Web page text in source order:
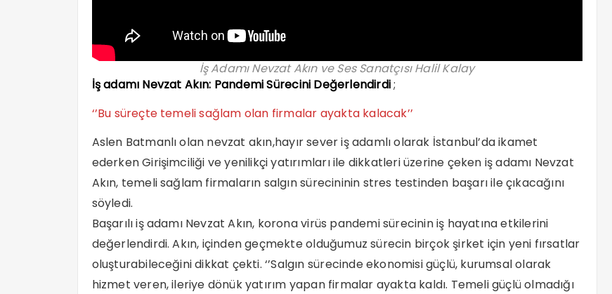
İş Adamı Nevzat Akın ve Ses Sanatçısı Halil Kalay
İş adamı Nevzat Akın: Pandemi Sürecini Değerlendirdi;
‘’Bu süreçte temeli sağlam olan firmalar ayakta kalacak’’
Aslen Batmanlı olan nevzat akın,hayır sever iş adamlı olarak İstanbul’da ikamet
ederken Girişimciliği ve yenilikçi yatırımları ile dikkatleri üzerine çeken iş adamı Nevzat
Akın, temeli sağlam firmaların salgın sürecininin stres testinden başarı ile çıkacağını
söyledi.
Başarılı iş adamı Nevzat Akın, korona virüs pandemi sürecinin iş hayatına etkilerini
değerlendirdi. Akın, içinden geçmekte olduğumuz sürecin birçok şirket için yeni fırsatlar
oluşturabileceğini dikkat çekti. ‘’Salgın sürecinde ekonomisi güçlü, kurumsal olarak
hizmet veren, ileriye dönük yatırım yapan firmalar ayakta kaldı. Temeli güçlü olmadığı